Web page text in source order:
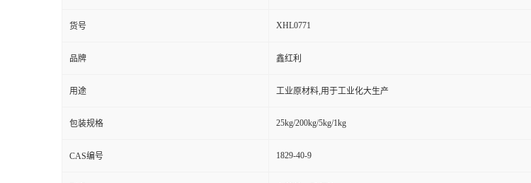
货号 XHL0771
品牌 鑫红利
用途 工业原材料,用于工业化大生产
包装规格 25kg/200kg/5kg/1kg
CAS编号 1829-40-9